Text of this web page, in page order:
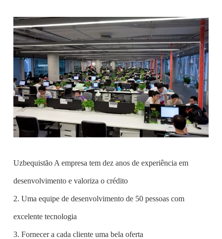
Uzbequistão A empresa tem dez anos de experiência em
desenvolvimento e valoriza o crédito
2. Uma equipe de desenvolvimento de 50 pessoas com
excelente tecnologia
3. Fornecer a cada cliente uma bela oferta